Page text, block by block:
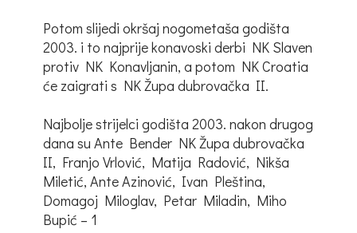
Potom slijedi okršaj nogometaša godišta
2003. i to najprije konavoski derbi NK Slaven
protiv NK Konavljanin, a potom NK Croatia
će zaigrati s NK Župa dubrovačka II.
Najbolje strijelci godišta 2003. nakon drugog
dana su Ante Bender NK Župa dubrovačka
II, Franjo Vrlović, Matija Radović, Nikša
Miletić, Ante Azinović, Ivan Pleština,
Domagoj Miloglav, Petar Miladin, Miho
Bupić – 1